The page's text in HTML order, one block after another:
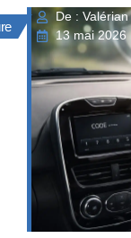
De : Valérian
13 mai 2026